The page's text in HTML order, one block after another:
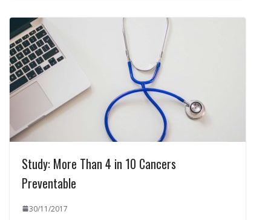
Study: More Than 4 in 10 Cancers
Preventable
30/11/2017